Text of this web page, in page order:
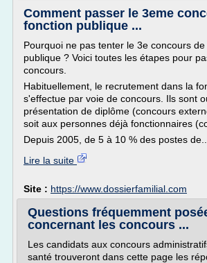
Comment passer le 3eme
fonction publique ...
Pourquoi ne pas tenter le 3e concours
publique ? Voici toutes les étapes pour
concours.
Habituellement, le recrutement dans la
s'effectue par voie de concours. Ils sont
pré­sentation de diplôme (concours
soit aux personnes déjà fonctionnaires
Depuis 2005, de 5 à 10 % des postes de...
Lire la suite
Site : https://www.dossierfamilial.com
Questions fréquemment
concernant les concours ...
Les candidats aux concours
santé trouveront dans cette page les